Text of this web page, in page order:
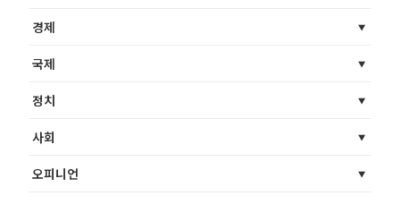
경제
국제
정치
사회
오피니언